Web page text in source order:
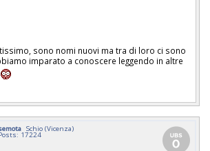
sono nomi nuovi ma tra di loro ci sono
imparato a conoscere leggendo in altre
Schio (Vicenza)
17224